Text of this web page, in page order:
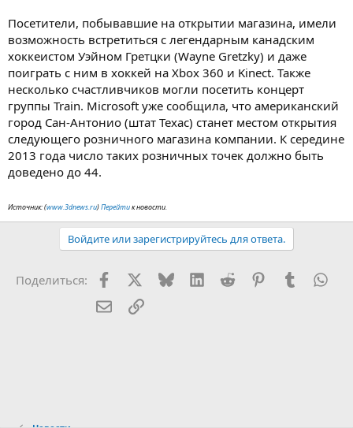
Посетители, побывавшие на открытии магазина, имели
возможность встретиться с легендарным канадским
хоккеистом Уэйном Гретцки (Wayne Gretzky) и даже
поиграть с ним в хоккей на Xbox 360 и Kinect. Также
несколько счастливчиков могли посетить концерт
группы Train. Microsoft уже сообщила, что американский
город Сан-Антонио (штат Техас) станет местом открытия
следующего розничного магазина компании. К середине
2013 года число таких розничных точек должно быть
доведено до 44.
Источник: (www.3dnews.ru)Перейтик новости.
Войдите или зарегистрируйтесь для ответа.
Поделиться: FacebookX (Twitter)
BlueskyLinkedInReddit PinterestTumblr
Электронная почта
Ссылка